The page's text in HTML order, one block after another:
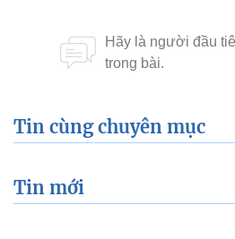
Tin cùng chuyên mục
Tin mới